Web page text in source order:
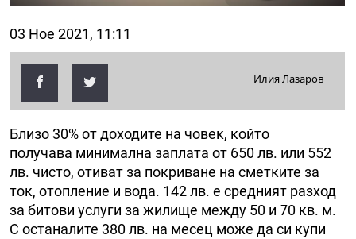
03 Ное 2021, 11:11
Илия Лазаров
Близо 30% от доходите на човек, който
получава минимална заплата от 650 лв. или 552
лв. чисто, отиват за покриване на сметките за
ток, отопление и вода. 142 лв. е средният разход
за битови услуги за жилище между 50 и 70 кв. м.
С останалите 380 лв. на месец може да си купи